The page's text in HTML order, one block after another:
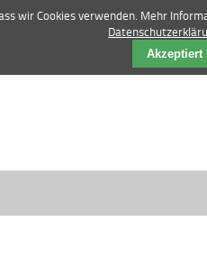
12 52 |
wir Cookies verwenden. Mehr
Akzeptiert